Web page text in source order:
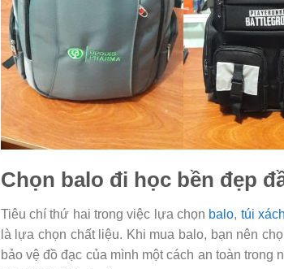
Chọn balo đi học bền đẹp
Tiêu chí thứ hai trong việc lựa chọn balo, túi xách
là lựa chọn chất liệu. Khi mua balo, bạn nên
bảo vệ đồ đạc của mình một cách an toàn